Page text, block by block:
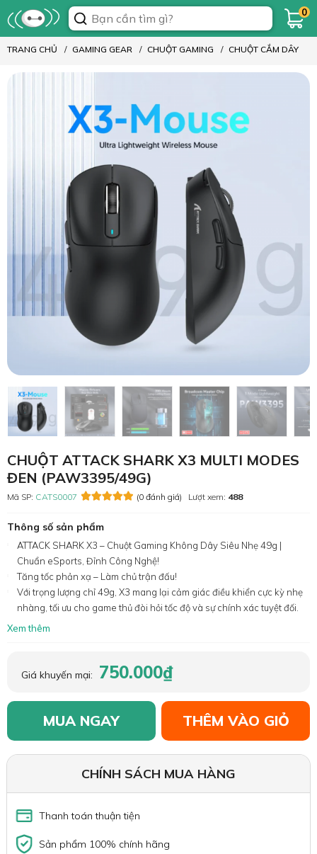
0
TRANG CHỦ GAMING GEAR CHUỘT GAMING CHUỘT CẮM DÂY
CHUỘT ATTACK SHARK X3 MULTI MODES
ĐEN (PAW3395/49G)
Mã SP: CATS0007 (0 đánh giá) Lượt xem: 488
Thông số sản phẩm
ATTACK SHARK X3 – Chuột Gaming Không Dây Siêu Nhẹ 49g |
Chuẩn eSports, Đỉnh Công Nghệ!
Tăng tốc phản xạ – Làm chủ trận đấu!
Với trọng lượng chỉ 49g, X3 mang lại cảm giác điều khiển cực kỳ nhẹ
nhàng, tối ưu cho game thủ đòi hỏi tốc độ và sự chính xác tuyệt đối.
Xem thêm
Giá khuyến mại: 750.000₫
MUA NGAY THÊM VÀO GIỎ
CHÍNH SÁCH MUA HÀNG
Thanh toán thuận tiện
Sản phẩm 100% chính hãng